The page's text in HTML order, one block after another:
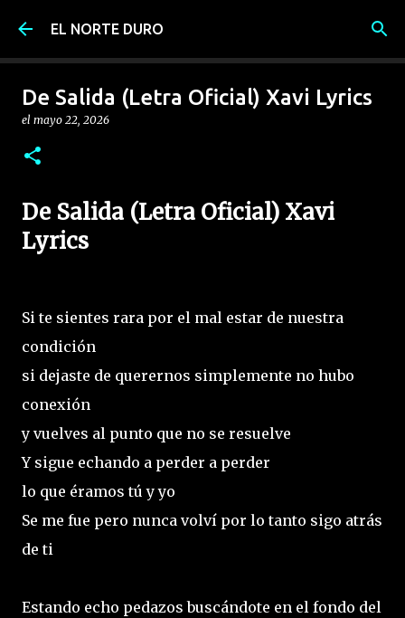
Ir al contenido principal
EL NORTE DURO
De Salida (Letra Oficial) Xavi Lyrics
el mayo 22, 2026
De Salida (Letra Oficial) Xavi
Lyrics
Si te sientes rara por el mal estar de nuestra
condición
si dejaste de querernos simplemente no hubo
conexión
y vuelves al punto que no se resuelve
Y sigue echando a perder a perder
lo que éramos tú y yo
Se me fue pero nunca volví por lo tanto sigo atrás
de ti
Estando echo pedazos buscándote en el fondo del